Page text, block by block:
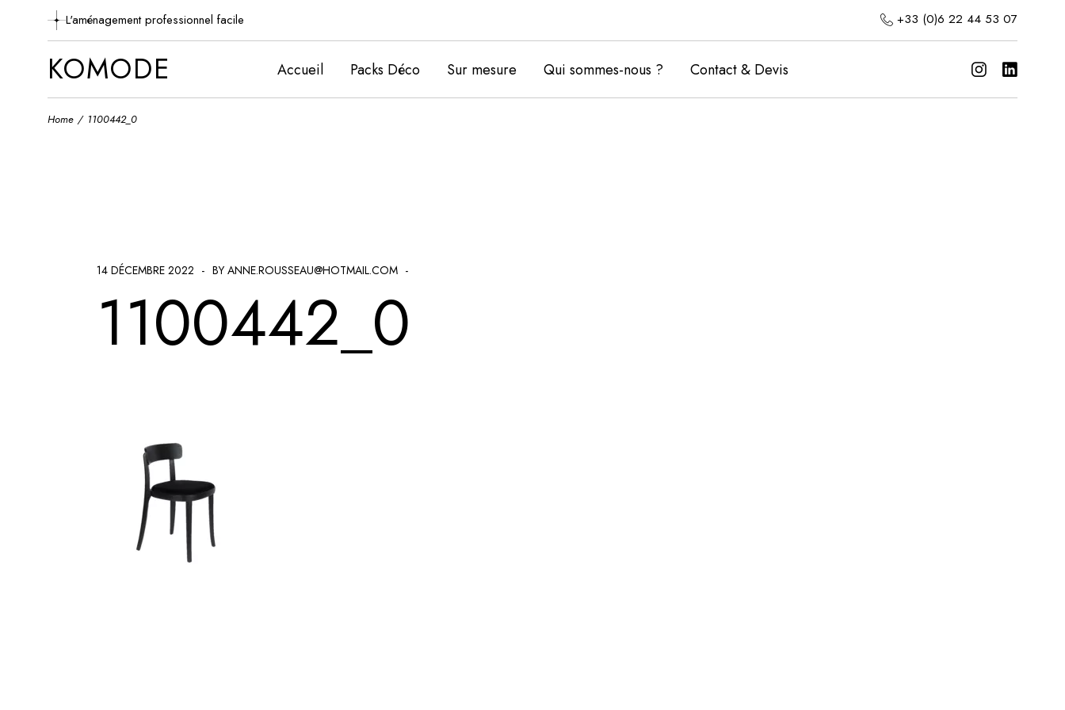
L'aménagement professionnel facile +33 (0)6 22 44 53 07
KOMODE Accueil Packs Déco Sur mesure Qui sommes-nous ? Contact & Devis
Home 1100442_0
14 DÉCEMBRE 2022 BY ANNE.ROUSSEAU@HOTMAIL.COM
1100442_0